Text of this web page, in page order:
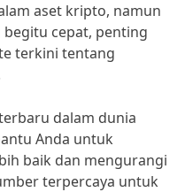
aset kripto, namun
cepat, penting
terkini tentang
dalam dunia
Anda untuk
baik dan mengurangi
terpercaya untuk